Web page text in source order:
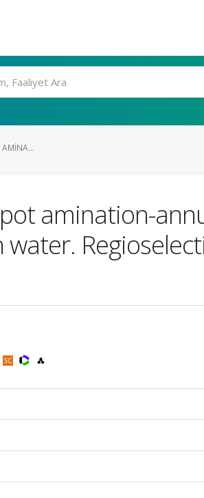
AMINA...
amination-